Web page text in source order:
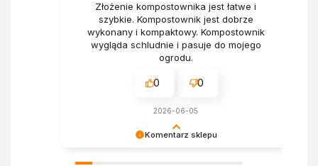
Komentarz sklepu
Złożenie kompostownika jest łatwe i
szybkie. Kompostownik jest dobrze
wykonany i kompaktowy. Kompostownik
wygląda schludnie i pasuje do mojego
ogrodu.
0 0
2026-06-05